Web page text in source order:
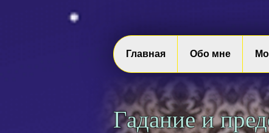
Главная Обо мне
Гадание и